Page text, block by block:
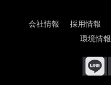
会社情報 採用情報
環境情報